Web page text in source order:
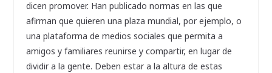
dicen promover. Han publicado normas en las que
afirman que quieren una plaza mundial, por ejemplo, o
una plataforma de medios sociales que permita a
amigos y familiares reunirse y compartir, en lugar de
dividir a la gente. Deben estar a la altura de estas